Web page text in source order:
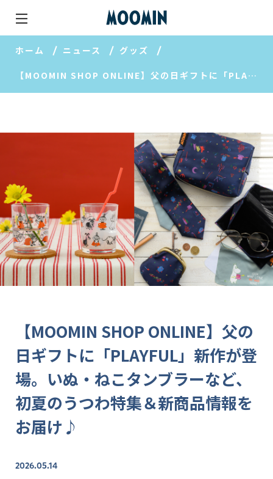
ホーム ニュース グッズ
【MOOMIN SHOP ONLINE】父の日ギフトに「PLAYFUL」新作が登場。いぬ・ねこタンブラーなど、初夏のうつわ特集＆新商品情報をお届け♪
【MOOMIN SHOP ONLINE】父の
日ギフトに「PLAYFUL」新作が登
場。いぬ・ねこタンブラーなど、
初夏のうつわ特集＆新商品情報を
お届け♪
2026.05.14